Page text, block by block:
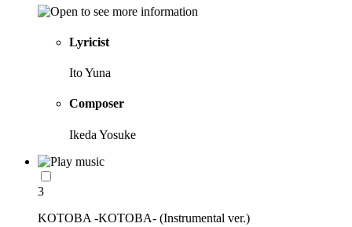
Lyricist
Ito Yuna
Composer
Ikeda Yosuke
3
KOTOBA -KOTOBA- (Instrumental ver.)